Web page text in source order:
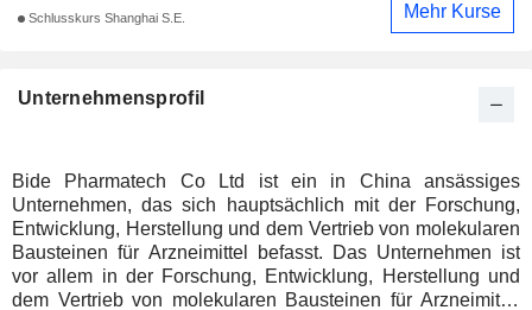
Unternehmensprofil
Bide Pharmatech Co Ltd ist ein in China ansässiges
Unternehmen, das sich hauptsächlich mit der Forschung,
Entwicklung, Herstellung und dem Vertrieb von molekularen
Bausteinen für Arzneimittel befasst. Das Unternehmen ist
vor allem in der Forschung, Entwicklung, Herstellung und
dem Vertrieb von molekularen Bausteinen für Arzneimittel
Schlusskurs Shanghai S.E. Mehr Kurse